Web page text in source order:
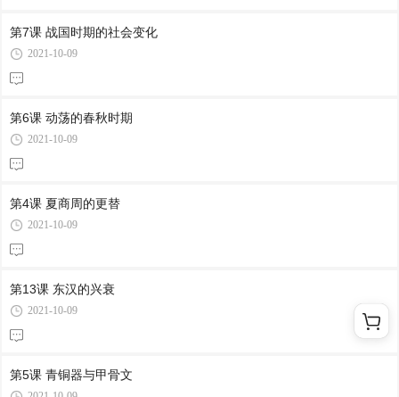
第7课 战国时期的社会变化
2021-10-09
第6课 动荡的春秋时期
2021-10-09
第4课 夏商周的更替
2021-10-09
第13课 东汉的兴衰
2021-10-09
第5课 青铜器与甲骨文